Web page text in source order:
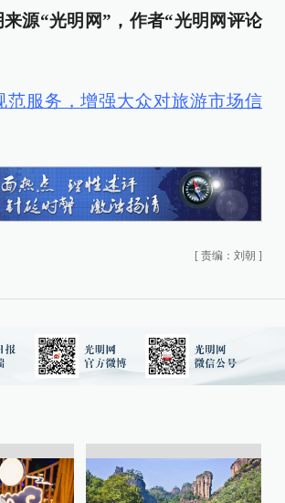
来源“光明网”，作者“光明网评论
范服务，增强大众对旅游市场信
[ 责编：刘朝 ]